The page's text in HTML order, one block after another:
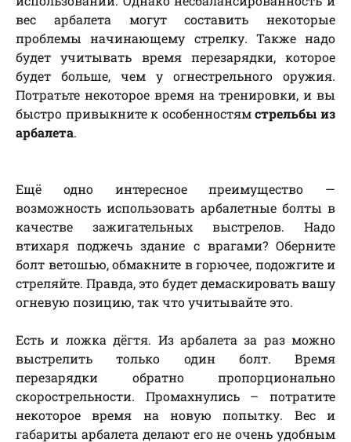
вес арбалета могут составить некоторые
проблемы начинающему стрелку. Также надо
будет учитывать время перезарядки, которое
будет больше, чем у огнестрельного оружия.
Потратьте некоторое время на тренировки, и вы
быстро привыкните к особенностямстрельбы из
арбалета.
Ещё одно интересное преимущество —
возможность использовать арбалетные болты в
качестве зажигательных выстрелов. Надо
втихаря поджечь здание с врагами? Оберните
болт ветошью, обмакните в горючее, подожгите и
стреляйте. Правда, это будет демаскировать вашу
огневую позицию, так что учитывайте это.
Есть и ложка дёгтя. Из арбалета за раз можно
выстрелить только один болт. Время
перезарядки обратно пропорционально
скорострельности. Промахнулись – потратите
некоторое время на новую попытку. Вес и
габариты арбалета делают его не очень удобным